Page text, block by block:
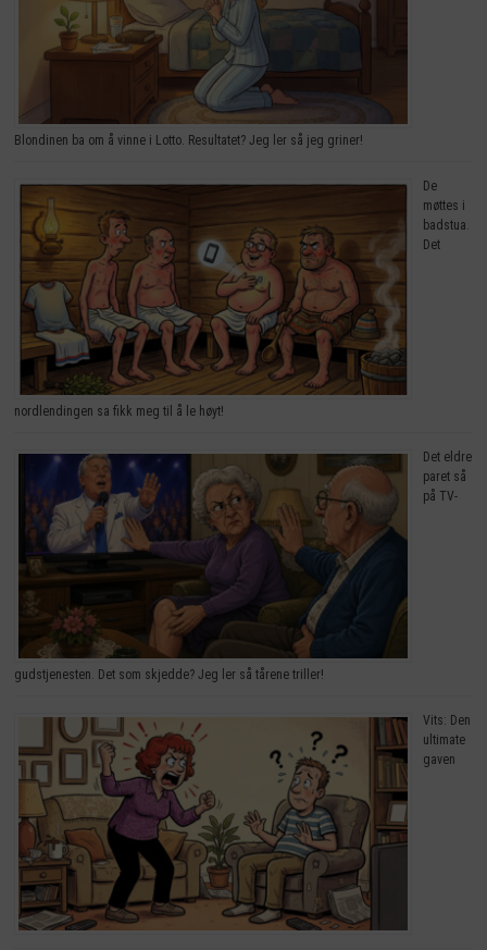
Blondinen ba om å vinne i Lotto. Resultatet? Jeg ler så jeg griner!
De
møttes i
badstua.
Det
nordlendingen sa fikk meg til å le høyt!
Det eldre
paret så
på TV-
gudstjenesten. Det som skjedde? Jeg ler så tårene triller!
Vits: Den
ultimate
gaven